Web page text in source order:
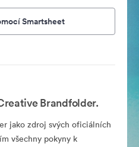
Smartsheet
Brandfolder.
jako zdroj svých oficiálních
všechny pokyny k